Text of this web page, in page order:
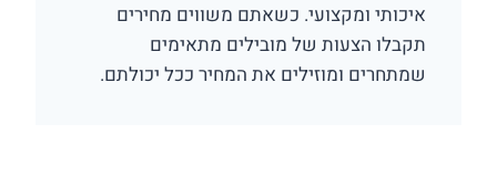
איכותי ומקצועי. כשאתם משווים מחירים
תקבלו הצעות של מובילים מתאימים
שמתחרים ומוזילים את המחיר ככל יכולתם.